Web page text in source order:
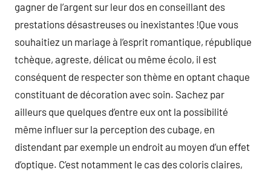
gagner de l’argent sur leur dos en conseillant des
prestations désastreuses ou inexistantes !Que vous
souhaitiez un mariage à l’esprit romantique, république
tchèque, agreste, délicat ou même écolo, il est
conséquent de respecter son thème en optant chaque
constituant de décoration avec soin. Sachez par
ailleurs que quelques d’entre eux ont la possibilité
même influer sur la perception des cubage, en
distendant par exemple un endroit au moyen d’un effet
d’optique. C’est notamment le cas des coloris claires,